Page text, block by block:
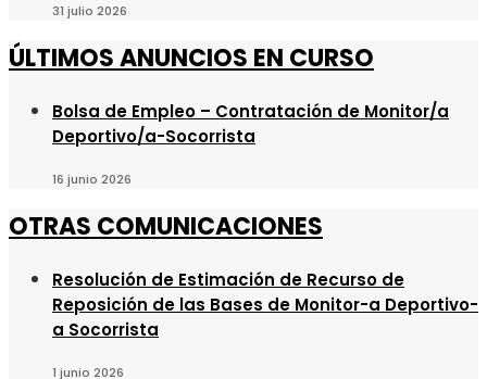
31 julio 2026
ÚLTIMOS ANUNCIOS EN CURSO
Bolsa de Empleo – Contratación de Monitor/a
Deportivo/a-Socorrista
16 junio 2026
OTRAS COMUNICACIONES
Resolución de Estimación de Recurso de
Reposición de las Bases de Monitor-a Deportivo-
a Socorrista
1 junio 2026